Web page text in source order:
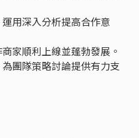
用深入分析提高合作意
家順利上線並蓬勃發展。
團隊策略討論提供有力支